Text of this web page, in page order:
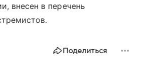
внесен в перечень
Поделиться